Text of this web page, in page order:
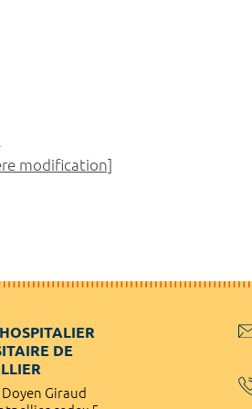
modification]
DE
Doyen Giraud